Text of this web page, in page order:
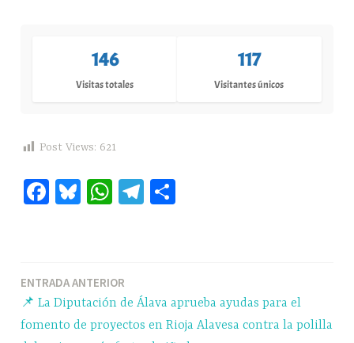
146
Visitas totales
117
Visitantes únicos
Post Views: 621
Fa Bl W
pp
Te
m rti
r
Navegación
de
ENTRADA ANTERIOR
📌 La Diputación de Álava aprueba ayudas para el
fomento de proyectos en Rioja Alavesa contra la polilla